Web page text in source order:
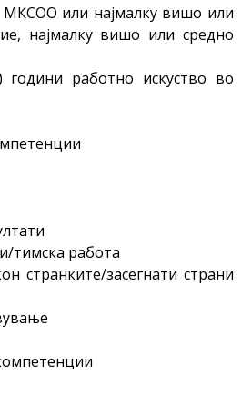
или најмалку вишо или
најмалку вишо или средно
години работно искуство во
тимска работа
странките/засегнати страни